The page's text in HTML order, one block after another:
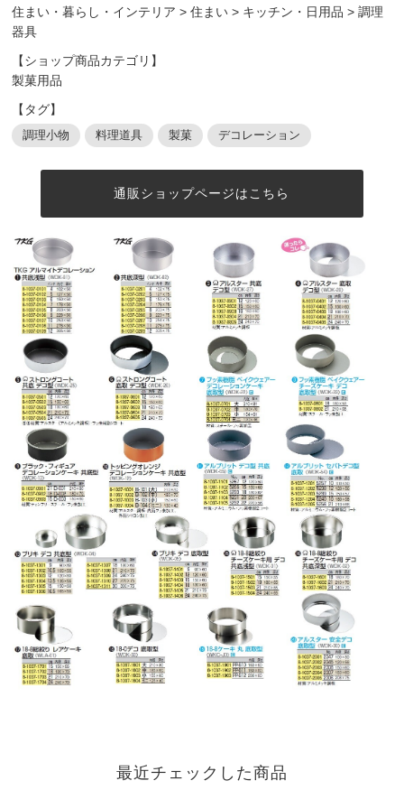
住まい・暮らし・インテリア >住まい > キッチン・日用品 >調理
器具
【ショップ商品カテゴリ】
製菓用品
【タグ】
調理小物 料理道具 製菓 デコレーション
通販ショップページはこちら
最近チェックした商品